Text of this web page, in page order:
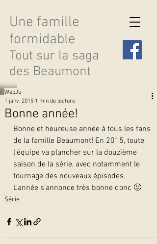
Une famille
formidable
Tout sur la saga
des Beaumont
Découvrir les saisons
Bonne année!
WebJu
1 janv. 2015 1 min de lecture
Bonne et heureuse année à tous les fans
de la famille Beaumont! En 2015, toute
l’équipe va plancher sur la douzième
saison de la série, avec notamment le
tournage des nouveaux épisodes.
L’année s’annonce très bonne donc 🙂
Série